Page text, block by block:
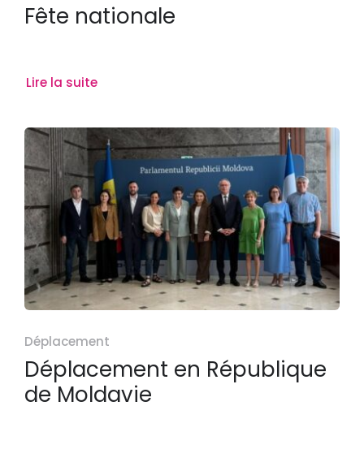
Fête nationale
Lire la suite
Déplacement
Déplacement en République
de Moldavie